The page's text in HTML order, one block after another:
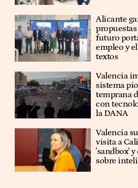
Alicante
futuro
empleo y
textos
Valencia
sistema
temprana
con
la DANA
Valencia
visita a
'sandbox'
sobre